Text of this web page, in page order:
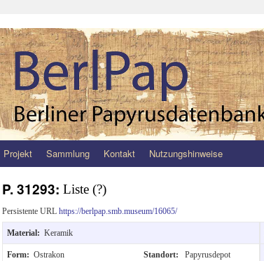
Zum
springen
Projekt Sammlung Kontakt Nutzungshinweise
P. 31293: Liste (?)
Persistente URL https://berlpap.smb.museum/16065/
Material: Keramik
Form: Ostrakon Standort: Papyrusdepot